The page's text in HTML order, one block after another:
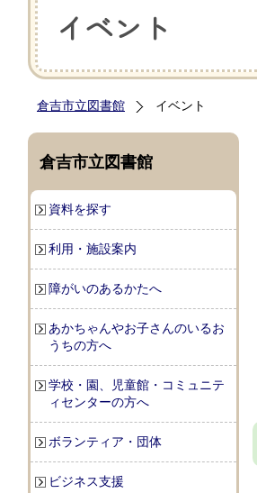
イベント
倉吉市立図書館 イベント
倉吉市立図書館
資料を探す
利用・施設案内
障がいのあるかたへ
あかちゃんやお子さんのいるお
うちの方へ
学校・園、児童館・コミュニテ
ィセンターの方へ
ボランティア・団体
ビジネス支援